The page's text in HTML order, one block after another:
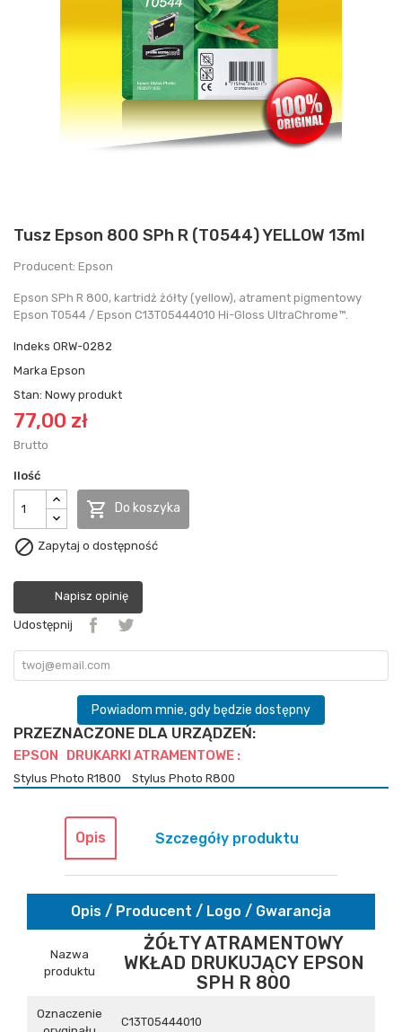
Tusz Epson 800 SPh R (T0544) YELLOW 13ml
Producent: Epson
Epson SPh R 800 , kartridż żółty (yellow), atrament pigmentowy
Epson T0544 / Epson C13T05444010 Hi-Gloss UltraChrome™.
Indeks ORW-0282
Marka Epson
Stan: Nowy produkt
77,00 zł
Brutto
Ilość
 Do koszyka
 Zapytaj o dostępność
Napisz opinię
Udostępnij
Powiadom mnie, gdy będzie dostępny
PRZEZNACZONE DLA URZĄDZEŃ:
EPSON DRUKARKI ATRAMENTOWE :
Stylus Photo R1800 Stylus Photo R800
Opis Szczegóły produktu
Opis / Producent / Logo / Gwarancja
Nazwa
produktu
ŻÓŁTY ATRAMENTOWY
WKŁAD DRUKUJĄCY EPSON
SPH R 800
Oznaczenie
C13T05444010